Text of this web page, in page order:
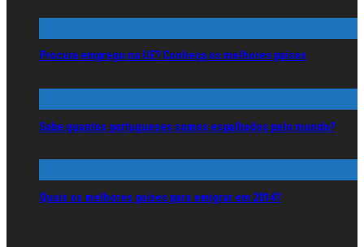
Procura emprego na UE? Conheça os melhores países
Sabe quantos portugueses somos espalhados pelo mundo?
Quais os melhores países para emigrar em 2014?